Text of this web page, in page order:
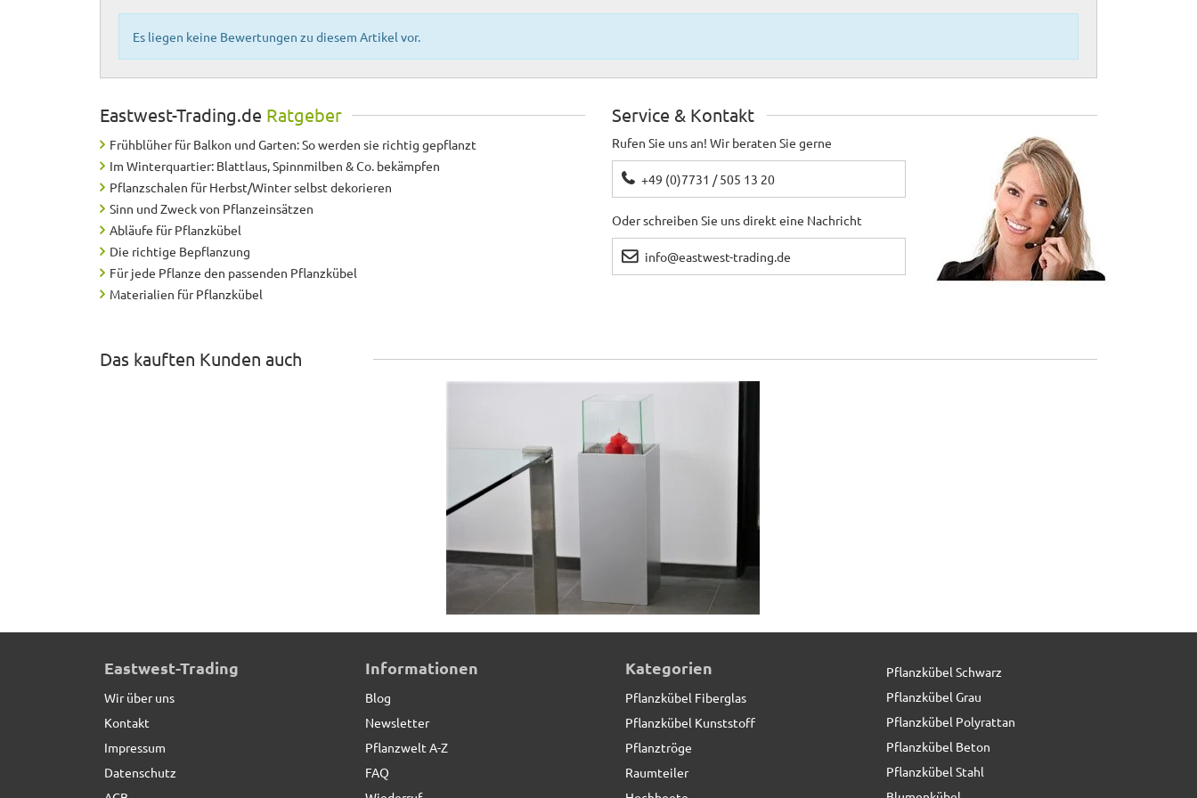
Es liegen keine Bewertungen zu diesem Artikel vor.
Eastwest-Trading.de Ratgeber
Frühblüher für Balkon und Garten: So werden sie richtig gepflanzt
Im Winterquartier: Blattlaus, Spinnmilben & Co. bekämpfen
Pflanzschalen für Herbst/Winter selbst dekorieren
Sinn und Zweck von Pflanzeinsätzen
Abläufe für Pflanzkübel
Die richtige Bepflanzung
Für jede Pflanze den passenden Pflanzkübel
Materialien für Pflanzkübel
Service & Kontakt
Rufen Sie uns an! Wir beraten Sie gerne
+49 (0)7731 / 505 13 20
Oder schreiben Sie uns direkt eine Nachricht
info@eastwest-trading.de
Das kauften Kunden auch
Multifunktions-Windlicht BEL AIR, silber *REDUZIERT*
48,90 € *
Eastwest-Trading
Wir über uns
Kontakt
Impressum
Datenschutz
Informationen
Blog
Newsletter
Pflanzwelt A-Z
FAQ
Kategorien
Pflanzkübel Fiberglas
Pflanzkübel Kunststoff
Pflanztröge
Raumteiler
Pflanzkübel Schwarz
Pflanzkübel Grau
Pflanzkübel Polyrattan
Pflanzkübel Beton
Pflanzkübel Stahl